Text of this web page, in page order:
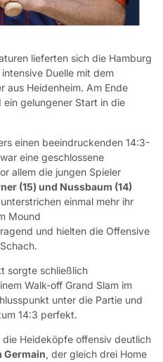
lieferten sich die Hamburg
Duelle mit dem
aus Heidenheim. Am Ende
gelungener Start in die
einen beeindruckenden 14:3-
eine geschlossene
allem die jungen Spieler
(15) und Nussbaum (14)
einmal mehr ihr
Mound
und hielten die Offensive
sorgte schließlich
Walk-off Grand Slam im
unter die Partie und
14:3 perfekt.
Heideköpfe offensiv deutlich
Germain, der gleich drei Home